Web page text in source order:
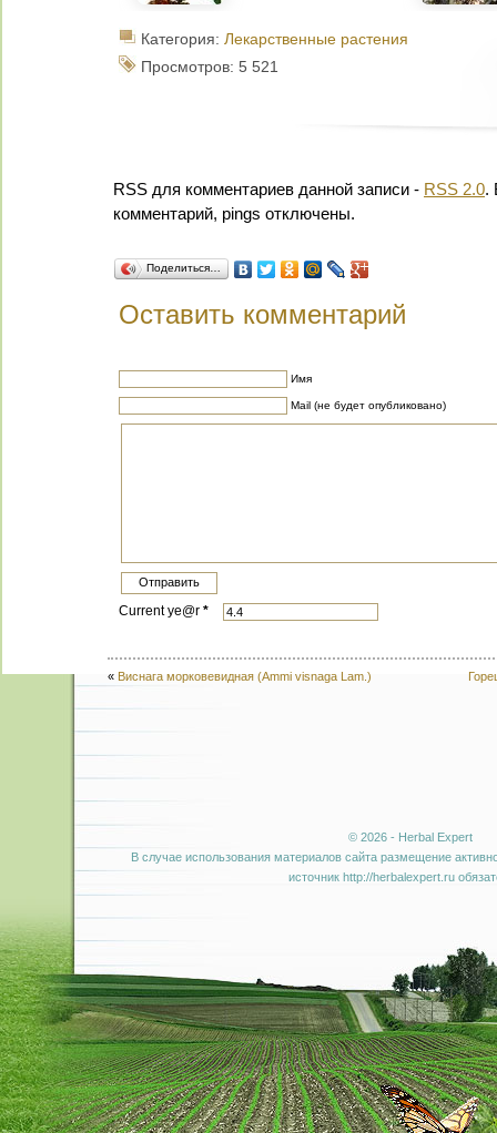
Категория: Лекарственные растения
Просмотров: 5 521
RSS для комментариев данной записи - RSS 2.0.
комментарий, pings отключены.
Поделиться…
Оставить комментарий
Имя
Mail (не будет опубликовано)
Current ye@r *
« Виснага морковевидная (Ammi visnaga Lam.)
© 2026 - Herbal Expert
В случае использования материалов сайта размещение
источник http://herbalexpert.ru